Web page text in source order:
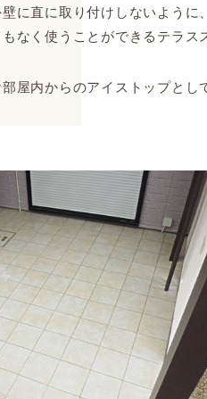
に直に取り付けしないよう
なく使うことができるテラス
屋内からのアイストップとし